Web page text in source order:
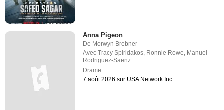
Anna Pigeon
De Morwyn Brebner
AvecTracy Spiridakos, Ronnie Rowe, Manuel
Rodriguez-Saenz
Drame
7 août 2026 sur USA Network Inc.